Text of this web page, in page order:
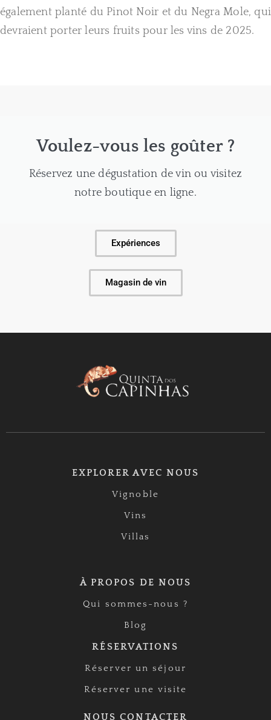
également planté du Pinot Noir et du Negra Mole, qui
devraient porter leurs fruits pour les vins de 2025.
Voulez-vous les goûter ?
Réservez une dégustation de vin ou visitez
notre boutique en ligne.
Expériences
Magasin de vin
EXPLORER AVEC NOUS
Vignoble
Vins
Villas
À PROPOS DE NOUS
Qui sommes-nous ?
Blog
RÉSERVATIONS
Réserver un séjour
Réserver une visite
NOUS CONTACTER